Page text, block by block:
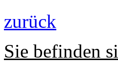
zurück
Sie befinden